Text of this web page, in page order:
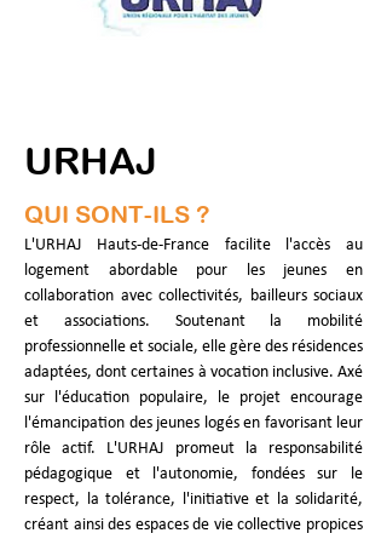
URHAJ
QUI SONT-ILS ?
L'URHAJ Hauts-de-France facilite l'accès au
logement abordable pour les jeunes en
collaboration avec collectivités, bailleurs sociaux
et associations. Soutenant la mobilité
professionnelle et sociale, elle gère des résidences
adaptées, dont certaines à vocation inclusive. Axé
sur l'éducation populaire, le projet encourage
l'émancipation des jeunes logés en favorisant leur
rôle actif. L'URHAJ promeut la responsabilité
pédagogique et l'autonomie, fondées sur le
respect, la tolérance, l'initiative et la solidarité,
créant ainsi des espaces de vie collective propices